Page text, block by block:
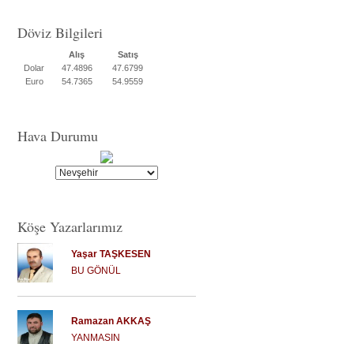
Döviz Bilgileri
Alış
Satış
Dolar
47.4896
47.6799
Euro
54.7365 54.9559
Hava Durumu
Köşe Yazarlarımız
Yaşar TAŞKESEN
BU GÖNÜL
Ramazan AKKAŞ
YANMASIN